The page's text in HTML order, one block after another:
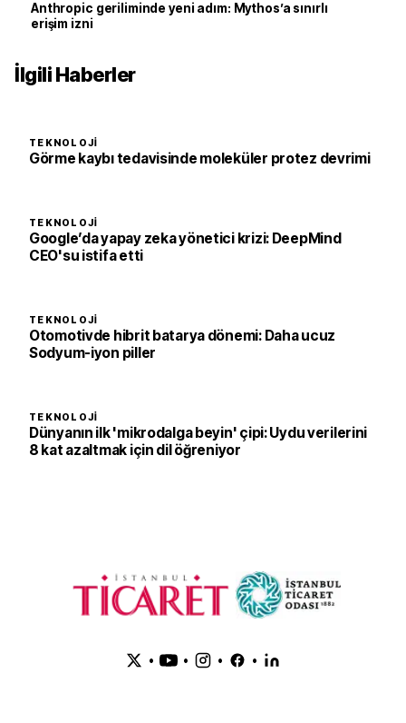
Anthropic geriliminde yeni adım: Mythos’a sınırlı
erişim izni
İlgili Haberler
TEKNOLOJI
Görme kaybı tedavisinde moleküler protez devrimi
TEKNOLOJI
Google’da yapay zeka yönetici krizi: DeepMind
CEO'su istifa etti
TEKNOLOJI
Otomotivde hibrit batarya dönemi: Daha ucuz
Sodyum-iyon piller
TEKNOLOJI
Dünyanın ilk 'mikrodalga beyin' çipi: Uydu verilerini
8 kat azaltmak için dil öğreniyor
• • • •